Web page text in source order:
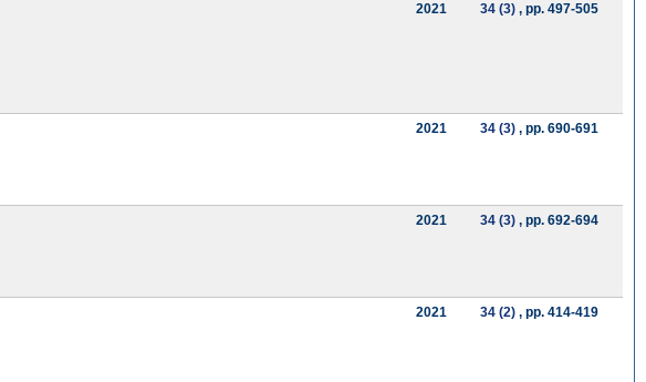
2021 34 (3), pp. 497-505
2021 34 (3), pp. 690-691
2021 34 (3), pp. 692-694
2021 34 (2), pp. 414-419